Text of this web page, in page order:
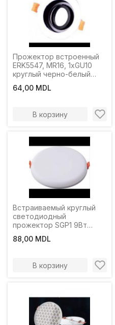
Прожектор встроенный
ERK5547, MR16, 1xGU10
круглый черно-белый
64,00 MDL
В корзину
Встраиваемый круглый
светодиодный
прожектор SGP1 9Вт
LuminaLED
88,00 MDL
В корзину